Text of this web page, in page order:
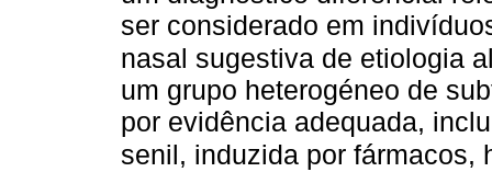
ser considerado em
nasal sugestiva de etiologia
um grupo heterogéneo de
por evidência adequada,
senil, induzida por fármacos,